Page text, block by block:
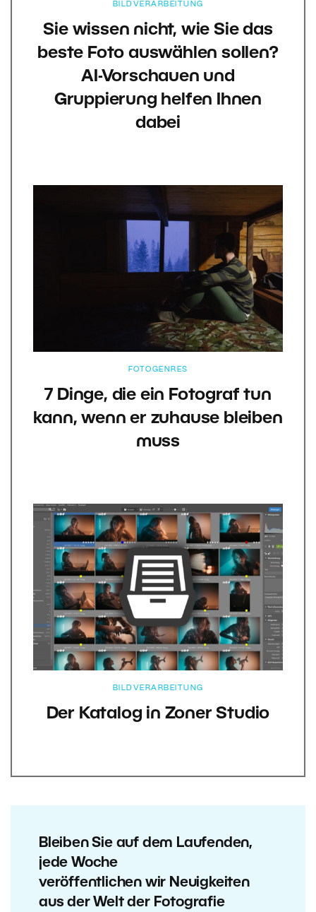
BILDVERARBEITUNG
Sie wissen nicht, wie Sie das
beste Foto auswählen sollen?
AI-Vorschauen und
Gruppierung helfen Ihnen
dabei
FOTOGENRES
7 Dinge, die ein Fotograf tun
kann, wenn er zuhause bleiben
muss
BILDVERARBEITUNG
Der Katalog in Zoner Studio
Bleiben Sie auf dem Laufenden,
jede Woche
veröffentlichen wir Neuigkeiten
aus der Welt der Fotografie